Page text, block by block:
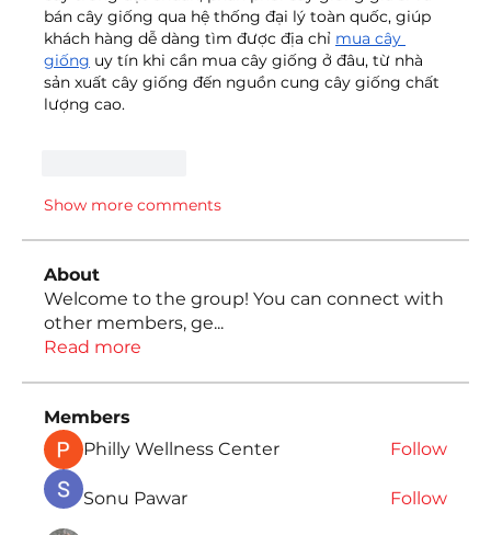
bán cây giống qua hệ thống đại lý toàn quốc, giúp
khách hàng dễ dàng tìm được địa chỉ mua cây
giống uy tín khi cần mua cây giống ở đâu, từ nhà
sản xuất cây giống đến nguồn cung cây giống chất
lượng cao.
Show more comments
About
Welcome to the group! You can connect with
other members, ge...
Read more
Members
Philly Wellness Center
Follow
Sonu Pawar Follow